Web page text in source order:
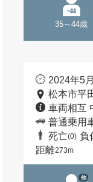
35～44歳
2024年5
松本市平
車両相互
普通乗用
死亡(0) 負
距離273m
他